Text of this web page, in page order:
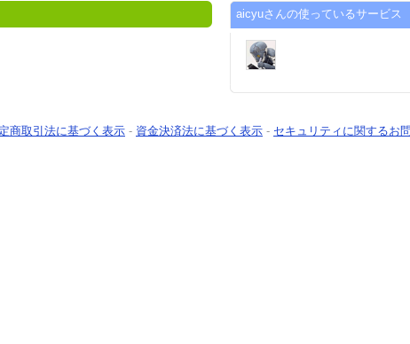
aicyuさんの使っているサービス
商取引法に基づく表示 - 資金決済法に基づく表示 - セキュリティに関するお